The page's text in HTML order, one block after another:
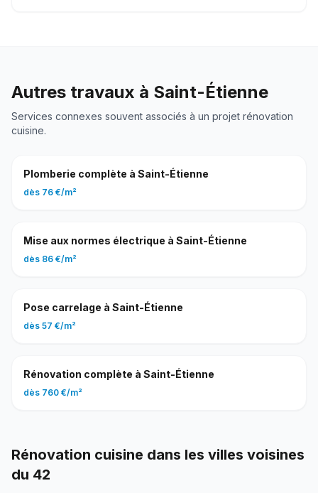
Autres travaux à Saint-Étienne
Services connexes souvent associés à un projet rénovation
cuisine.
Plomberie complète à Saint-Étienne
dès 76 €/m²
Mise aux normes électrique à Saint-Étienne
dès 86 €/m²
Pose carrelage à Saint-Étienne
dès 57 €/m²
Rénovation complète à Saint-Étienne
dès 760 €/m²
Rénovation cuisine dans les villes voisines
du 42